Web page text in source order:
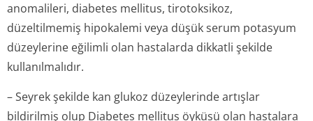
anomalileri, diabetes mellitus, tirotoksikoz,
düzeltilmemiş hipokalemi veya düşük serum potasyum
düzeylerine eğilimli olan hastalarda dikkatli şekilde
kullanılmalıdır.
– Seyrek şekilde kan glukoz düzeylerinde artışlar
bildirilmiş olup Diabetes mellitus öyküsü olan hastalara